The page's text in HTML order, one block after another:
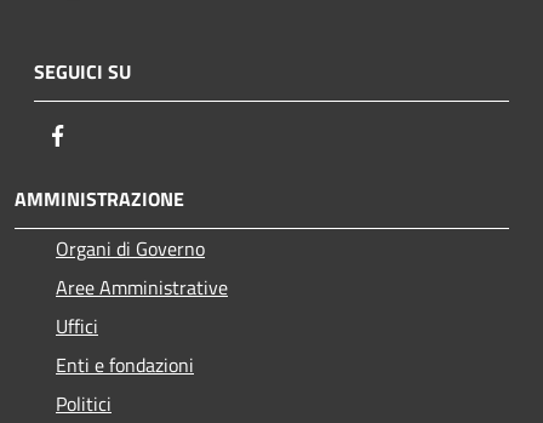
SEGUICI SU
AMMINISTRAZIONE
Organi di Governo
Aree Amministrative
Uffici
Enti e fondazioni
Politici